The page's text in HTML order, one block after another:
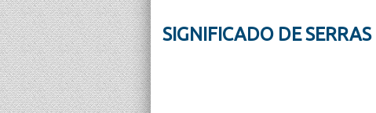
SIGNIFICADO DE SERRAS